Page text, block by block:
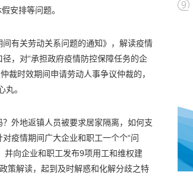
安排等问题。
有关劳动关系问题的通知》，解读疫情
，对“承担政府疫情防控保障任务的企
裁时效期间申请劳动人事争议仲裁的，
。
外地返镇人员被要求居家隔离，如何支
疫情期间广大企业和职工一个个“问
并向企业和职工发布9项用工和维权建
策解读，起到及时解惑和化解分歧之特